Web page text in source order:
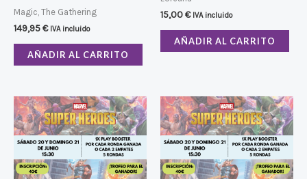
Magic, The Gathering
149,95€ IVA incluido
AÑADIR AL CARRITO
15,00€ IVA incluido
AÑADIR AL CARRITO